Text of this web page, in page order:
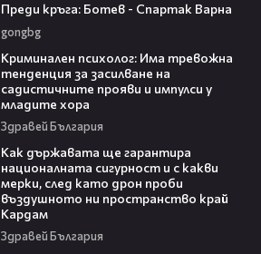
Преди кръга: Ботев - Спартак Варна
gongbg
Криминален психолог: Има тревожна
тенденция за засилване на
садистичните прояви и импулси у
младите хора
Здравей България
Как държавата ще гарантира
националната сигурност и с какви
мерки, след като дрон проби
въздушното ни пространство край
Кардам
Здравей България